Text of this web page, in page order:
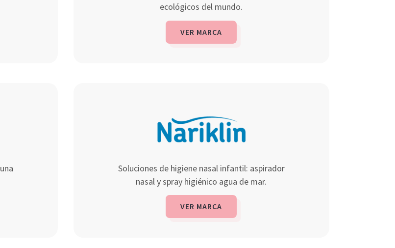
ecológicos del mundo.
VER MARCA
Soluciones de higiene nasal infantil: aspirador
nasal y spray higiénico agua de mar.
VER MARCA